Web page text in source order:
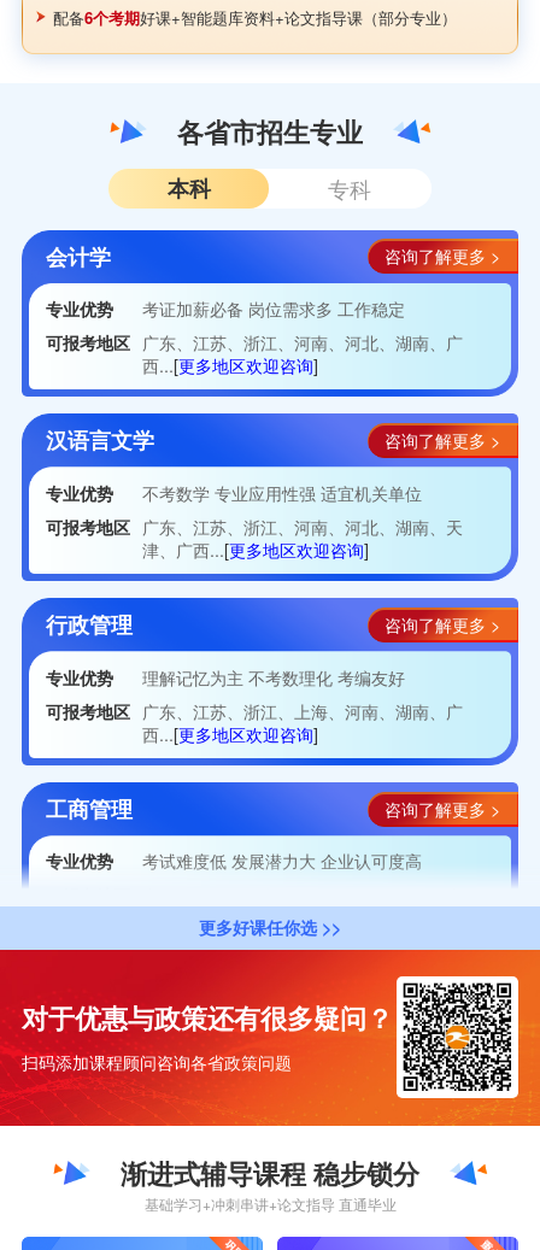
配备6个考期好课+智能题库资料+论文指导课（部分专业）
各省市招生专业
本科 专科
会计学 咨询了解更多 >
专业优势
考证加薪必备 岗位需求多 工作稳定
可报考地区 广东、江苏、浙江、河南、河北、湖南、广
西...[更多地区欢迎咨询]
汉语言文学 咨询了解更多 >
专业优势
不考数学 专业应用性强 适宜机关单位
可报考地区 广东、江苏、浙江、河南、河北、湖南、天
津、广西...[更多地区欢迎咨询]
行政管理 咨询了解更多 >
专业优势
理解记忆为主 不考数理化 考编友好
可报考地区 广东、江苏、浙江、上海、河南、湖南、广
西...[更多地区欢迎咨询]
工商管理 咨询了解更多 >
专业优势
考试难度低 发展潜力大 企业认可度高
更多地区欢迎咨询]
咨询了解更多 >
专业优势
不考数学 考编考公热门专业 职业收入高
可报考地区 广东、江苏、浙江、上海、河南、天津、广
西、黑龙江...
更多地区欢迎咨询
市场营销 咨询了解更多 >
更多好课任你选 >>
对于优惠与政策还有很多疑问？
扫码添加课程顾问咨询各省政策问题
渐进式辅导课程 稳步锁分
基础学习+冲刺串讲+论文指导 直通毕业